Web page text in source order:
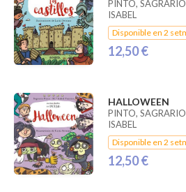
PINTO,
ISABEL
Disponible en 2
12,50 €
HALLOWEEN
PINTO,
ISABEL
Disponible en 2
12,50 €